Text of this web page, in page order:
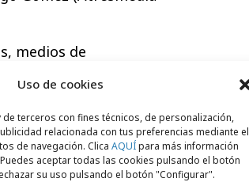
Uso de cookies
terceros con fines técnicos, de personalización,
relacionada con tus preferencias mediante el
de navegación. Clica AQUÍpara más información
aceptar todas las cookies pulsando el botón
su uso pulsando el botón "Configurar".
medios de
de medios,
es el estudio y análisis